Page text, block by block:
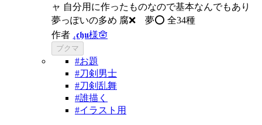
ャ 自分用に作ったものなので基本なんでもあり
夢っぽいの多め 腐❌ 夢⭕️ 全34種
作者 ₄𝖈𝖍𝖚様🪬
ブクマ
#お題
#刀剣男士
#刀剣乱舞
#誰描く
#イラスト用